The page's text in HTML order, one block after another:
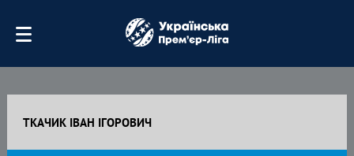
ТКАЧИК ІВАН ІГОРОВИЧ